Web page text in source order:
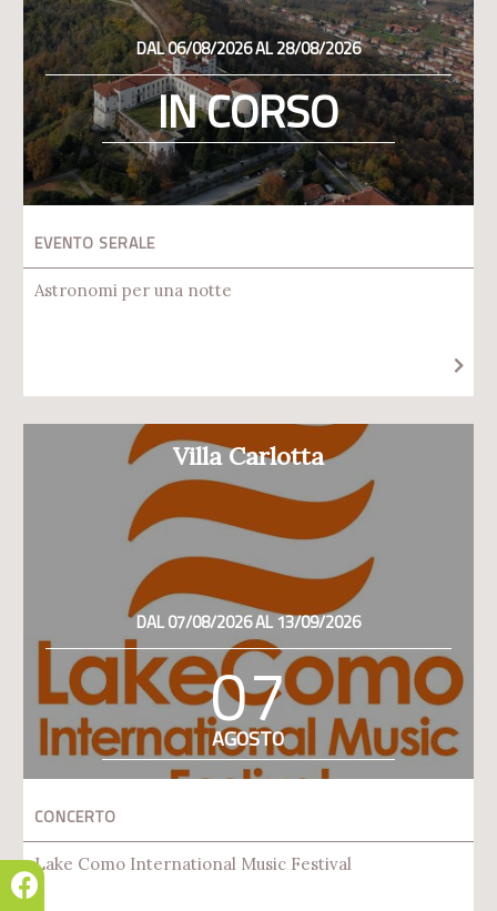
DAL 06/08/2026 AL 28/08/2026
IN CORSO
EVENTO SERALE
Astronomi per una notte
Villa Carlotta
DAL 07/08/2026 AL 13/09/2026
07
AGOSTO
CONCERTO
Lake Como International Music Festival